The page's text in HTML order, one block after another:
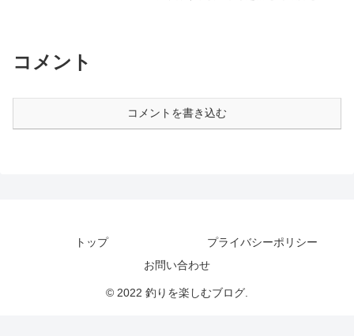
コメント
コメントを書き込む
トップ
プライバシーポリシー
お問い合わせ
© 2022 釣りを楽しむブログ.